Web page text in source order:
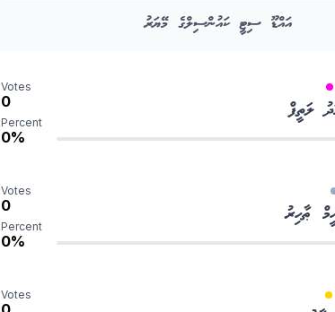
އައްޑޫ ސިޓީ ކައުންސިލްގެ މޭޔަރު
ލަތީފް
Votes
0
Percent
0%
ޠާހިރު
Votes
0
Percent
0%
Votes